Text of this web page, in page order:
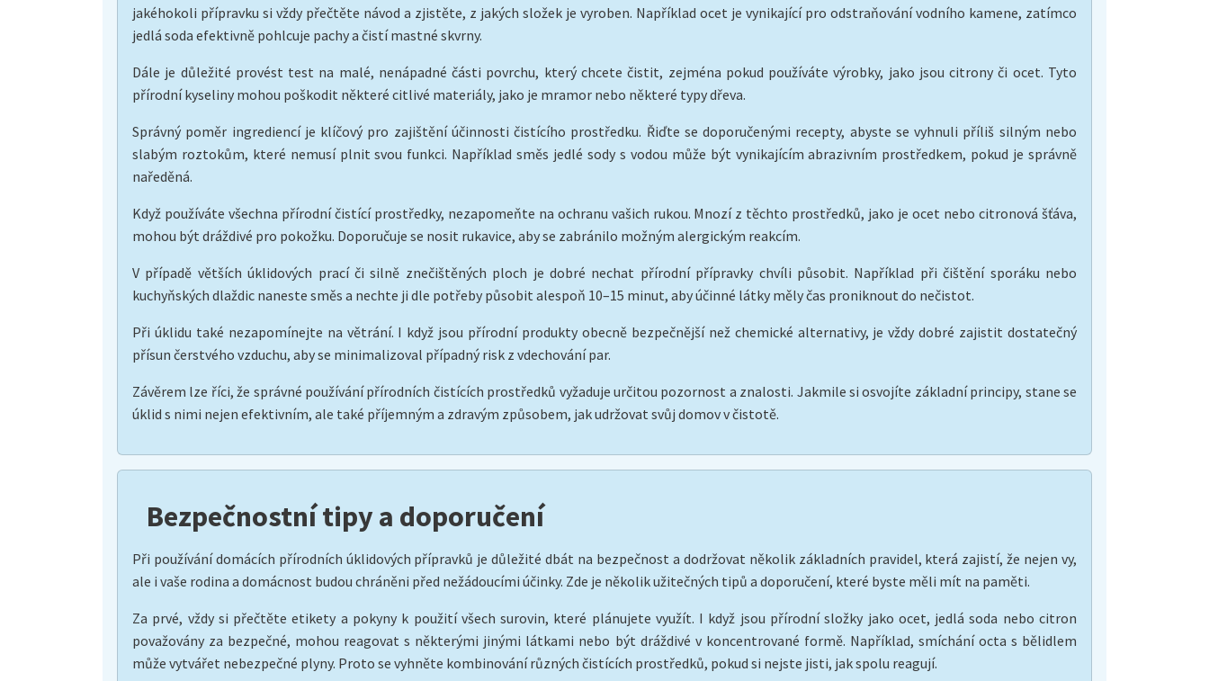
jakéhokoli přípravku si vždy přečtěte návod a zjistěte, z jakých složek je vyroben. Například ocet je vynikající pro odstraňování vodního kamene, zatímco
jedlá soda efektivně pohlcuje pachy a čistí mastné skvrny.
Dále je důležité provést test na malé, nenápadné části povrchu, který chcete čistit, zejména pokud používáte výrobky, jako jsou citrony či ocet. Tyto
přírodní kyseliny mohou poškodit některé citlivé materiály, jako je mramor nebo některé typy dřeva.
Správný poměr ingrediencí je klíčový pro zajištění účinnosti čistícího prostředku. Řiďte se doporučenými recepty, abyste se vyhnuli příliš silným nebo
slabým roztokům, které nemusí plnit svou funkci. Například směs jedlé sody s vodou může být vynikajícím abrazivním prostředkem, pokud je správně
naředěná.
Když používáte všechna přírodní čistící prostředky, nezapomeňte na ochranu vašich rukou. Mnozí z těchto prostředků, jako je ocet nebo citronová šťáva,
mohou být dráždivé pro pokožku. Doporučuje se nosit rukavice, aby se zabránilo možným alergickým reakcím.
V případě větších úklidových prací či silně znečištěných ploch je dobré nechat přírodní přípravky chvíli působit. Například při čištění sporáku nebo
kuchyňských dlaždic naneste směs a nechte ji dle potřeby působit alespoň 10–15 minut, aby účinné látky měly čas proniknout do nečistot.
Při úklidu také nezapomínejte na větrání. I když jsou přírodní produkty obecně bezpečnější než chemické alternativy, je vždy dobré zajistit dostatečný
přísun čerstvého vzduchu, aby se minimalizoval případný risk z vdechování par.
Závěrem lze říci, že správné používání přírodních čistících prostředků vyžaduje určitou pozornost a znalosti. Jakmile si osvojíte základní principy, stane se
úklid s nimi nejen efektivním, ale také příjemným a zdravým způsobem, jak udržovat svůj domov v čistotě.
Bezpečnostní tipy a doporučení
Při používání domácích přírodních úklidových přípravků je důležité dbát na bezpečnost a dodržovat několik základních pravidel, která zajistí, že nejen vy,
ale i vaše rodina a domácnost budou chráněni před nežádoucími účinky. Zde je několik užitečných tipů a doporučení, které byste měli mít na paměti.
Za prvé, vždy si přečtěte etikety a pokyny k použití všech surovin, které plánujete využít. I když jsou přírodní složky jako ocet, jedlá soda nebo citron
považovány za bezpečné, mohou reagovat s některými jinými látkami nebo být dráždivé v koncentrované formě. Například, smíchání octa s bělidlem
může vytvářet nebezpečné plyny. Proto se vyhněte kombinování různých čistících prostředků, pokud si nejste jisti, jak spolu reagují.